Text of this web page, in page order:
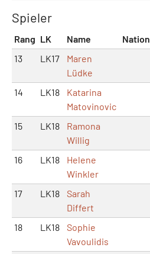
Spieler
Rang LK Name Nation
13
LK17
Maren
Lüdke
14 LK18
Katarina
Matovinovic
15 LK18
Ramona
Willig
16 LK18
Helene
Winkler
17 LK18
Sarah
Differt
18 LK18
Sophie
Vavoulidis